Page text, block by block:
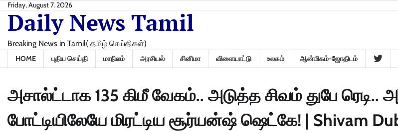
Skip
content
Friday, August 7, 2026
Daily News Tamil
Breaking News in Tamil( தமிழ் செய்திகள்)
HOME புதிய செய்தி மாநிலம் அரசியல் சினிமா விளையாட்டு உலகம் ஆன்மிகம்-ஜோதிடம்
அசால்ட்டாக 135 கிமீ வேகம்.. அடுத்த சிவம் துபே ரெடி..
போட்டியிலேயே மிரட்டிய சூர்யன்ஷ் ஷெட்கே! | Shivam